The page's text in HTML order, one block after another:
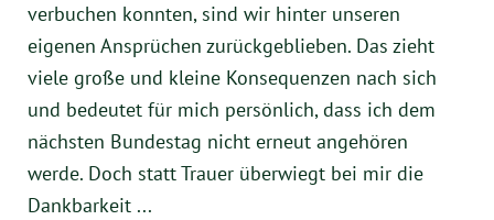
verbuchen konnten, sind wir hinter unseren
eigenen Ansprüchen zurückgeblieben. Das zieht
viele große und kleine Konsequenzen nach sich
und bedeutet für mich persönlich, dass ich dem
nächsten Bundestag nicht erneut angehören
werde. Doch statt Trauer überwiegt bei mir die
Dankbarkeit ...